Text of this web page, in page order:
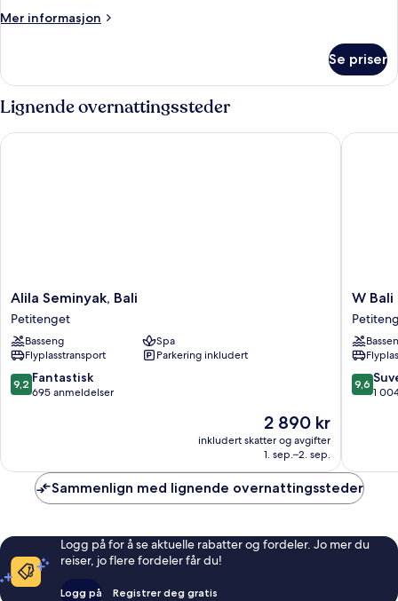
Mer informasjon
Mer
Suite
Se priser
Lignende overnattingssteder
Alila
Seminyak,
Bali
Petitenget
Alila Seminyak, Bali
Petitenget
Basseng
Spa
Flyplasstransport
Parkering inkludert
9.2
av
9,2 Fantastisk
695 anmeldelser
Prisen
er
2 890 kr
2 890 kr
inkludert skatter og avgifter
1. sep.–2. sep.
Alila Seminyak, Bali
W
Bali
-
W Bali
9.6
av
9,6
1
W Bali -
Sammenlign med lignende overnattingssteder
Logg på for å se aktuelle rabatter og fordeler. Jo mer du
reiser, jo flere fordeler får du!
Logg på Registrer deg gratis